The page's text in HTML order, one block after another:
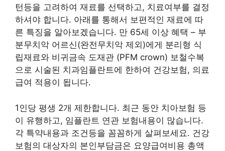
턴등을 고려하여 재료를 선택하고, 치료여부를 결정
하셔야 합니다. 아래를 통해서 보편적인 재료에 따
른 특징을 알아보겠습니다. 만 65세 이상 혜택 – 부
분무치악 어르신(완전무치악 제외)에게 분리형 식
립재료와 비귀금속 도재관 (PFM crown) 보철수복
으로 시술된 치과임플란트에 한하여 건강보험, 의료
급여 적용이 됩니다.
1인당 평생 2개 제한합니다. 최근 동안 치아보험 등
이 유행하고, 임플란트 연관 보험내용이 많습니다.
각 특약내용과 조건등을 꼼꼼하게 살펴보세요. 건강
보험의 대상자의 본인부담금은 요양급여비용 총액